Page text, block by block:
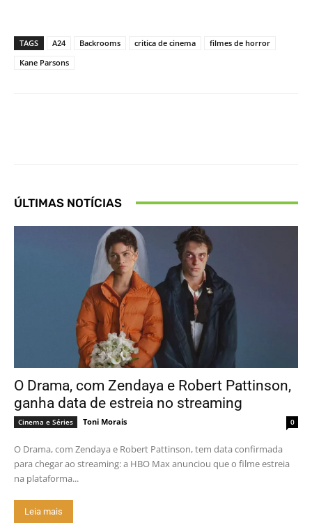
TAGS A24 Backrooms critica de cinema
filmes de horror
Kane Parsons
ÚLTIMAS NOTÍCIAS
O Drama, com Zendaya e Robert Pattinson,
ganha data de estreia no streaming
Cinema e Séries Toni Morais 0
O Drama, com Zendaya e Robert Pattinson, tem data confirmada
para chegar ao streaming: a HBO Max anunciou que o filme estreia
na plataforma...
Leia mais